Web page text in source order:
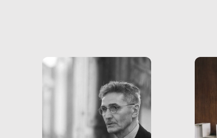
minori. […]